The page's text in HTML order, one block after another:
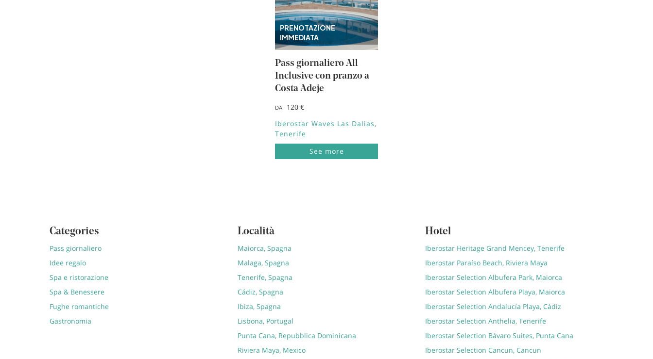
PRENOTAZIONE
IMMEDIATA
Pass giornaliero All
Inclusive con pranzo a
Costa Adeje
DA
120 €
Iberostar Waves Las Dalias
Tenerife
See more
Categories
Pass giornaliero
Idee regalo
Spa e ristorazione
Spa & Benessere
Fughe romantiche
Gastronomia
Località
Maiorca, Spagna
Malaga, Spagna
Tenerife, Spagna
Cádiz, Spagna
Ibiza, Spagna
Lisbona, Portugal
Punta Cana, Repubblica Dominicana
Riviera Maya, Mexico
Hotel
Iberostar Heritage Grand Mencey, Tenerife
Iberostar Paraíso Beach, Riviera Maya
Iberostar Selection Albufera Park, Maiorca
Iberostar Selection Albufera Playa, Maiorca
Iberostar Selection Andalucía Playa, Cádiz
Iberostar Selection Anthelia, Tenerife
Iberostar Selection Bávaro Suites, Punta Cana
Iberostar Selection Cancun, Cancun